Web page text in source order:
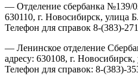
— Отделение сбербанка №139/
630110, г. Новосибирск, улица
Телефон для справок 8-(383)-
— Ленинское отделение
адресу: 630108, г.
Телефон для справок: 8-(383)-